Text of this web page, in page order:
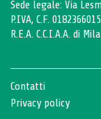
Sede legale: Via
P.IVA, C.F.
R.E.A. C.C.I.A.A. di
Contatti
Privacy policy